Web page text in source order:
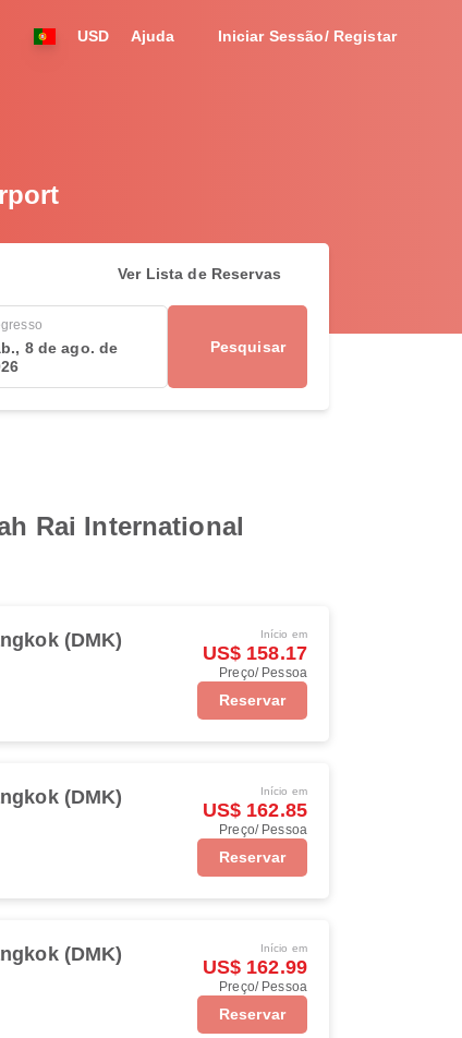
USD Ajuda Iniciar Sessão/ Registar
Ver Lista de Reservas
8 de ago. de
Pesquisar
Rai International
(DMK) Início em
US$ 158.17
Preço/ Pessoa
Reservar
(DMK) Início em
US$ 162.85
Preço/ Pessoa
Reservar
(DMK) Início em
US$ 162.99
Preço/ Pessoa
Reservar